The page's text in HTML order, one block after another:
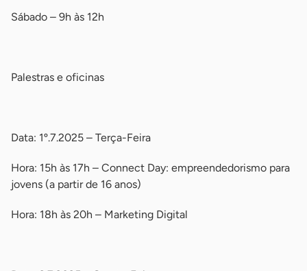
Sábado – 9h às 12h
Palestras e oficinas
Data: 1º.7.2025 – Terça-Feira
Hora: 15h às 17h – Connect Day: empreendedorismo para
jovens (a partir de 16 anos)
Hora: 18h às 20h – Marketing Digital